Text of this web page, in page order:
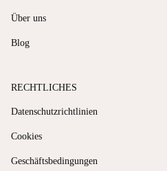
Über uns
Blog
RECHTLICHES
Datenschutzrichtlinien
Cookies
Geschäftsbedingungen